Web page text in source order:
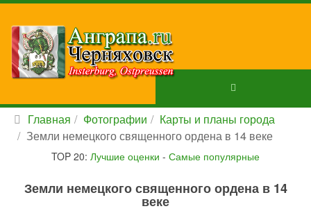
Главная Фотографии
Карты и планы города
Земли немецкого священного ордена в 14 веке
TOP 20: Лучшие оценки - Самые популярные
Земли немецкого священного ордена в 14
веке